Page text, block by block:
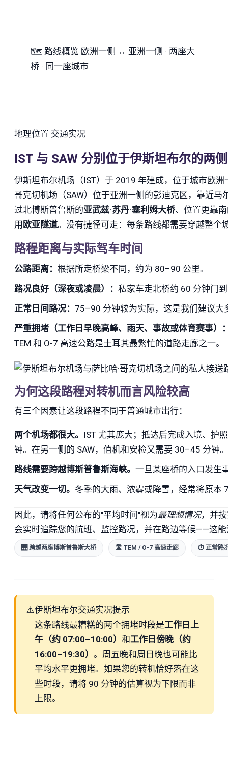
🗺 路线概览 欧洲一侧 ↔ 亚洲一侧 · 两座大
桥 · 同一座城市
地理位置 交通实况
IST 与 SAW 分别位于伊斯坦布尔的两侧
伊斯坦布尔机场（IST）于 2019 年建成，位于城市欧
哥克切机场（SAW）位于亚洲一侧的彭迪克区，靠近
过北博斯普鲁斯的亚武兹·苏丹·塞利姆大桥、位置更靠
用欧亚隧道。没有捷径可走：每条路线都需要穿越整个
路程距离与实际驾车时间
公路距离：根据所走桥梁不同，约为 80–90 公里。
路况良好（深夜或凌晨）：私家车走北桥约 60 分钟门
正常日间路况： 75–90 分钟较为实际，这是我们建议大
严重拥堵（工作日早晚高峰、雨天、事故或体育赛事）
TEM 和 O-7 高速公路是土耳其最繁忙的道路走廊之一。
为何这段路程对转机而言风险较高
有三个因素让这段路程不同于普通城市出行：
两个机场都很大。 IST 尤其庞大；抵达后完成入境、护
钟。在另一侧的 SAW，值机和安检又需要 30–45 分钟
路线需要跨越博斯普鲁斯海峡。一旦某座桥的入口发生
天气改变一切。 冬季的大雨、浓雾或降雪，经常将原本
因此，请将任何公布的"平均时间"视为最理想情况，并
会实时追踪您的航班、监控路况，并在路边等候——这
🌉 跨越两座博斯普鲁斯大桥 🛣 TEM / O-7 高速走廊 ⏱ 正常路
⚠️伊斯坦布尔交通实况提示
这条路线最糟糕的两个拥堵时段是工作日上
午（约 07:00–10:00）和工作日傍晚（约
16:00–19:30）。周五晚和周日晚也可能比
平均水平更拥堵。如果您的转机恰好落在这
些时段，请将 90 分钟的估算视为下限而非
上限。